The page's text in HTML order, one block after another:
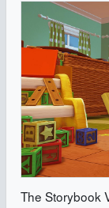
The Storybook